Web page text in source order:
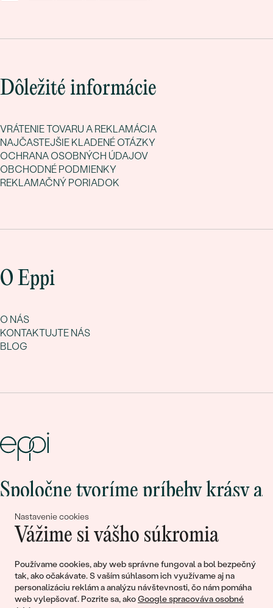
Nastavenie cookies
Vážime si vášho súkromia
Používame cookies, aby web správne fungoval a bol bezpečný
tak, ako očakávate. S vaším súhlasom ich využívame aj na
personalizáciu reklám a analýzu návštevnosti, čo nám pomáha
web vylepšovať. Pozrite sa, akoGoogle spracováva osobné
Dôležité informácie
VRÁTENIE TOVARU A REKLAMÁCIA
NAJČASTEJŠIE KLADENÉ OTÁZKY
OCHRANA OSOBNÝCH ÚDAJOV
OBCHODNÉ PODMIENKY
REKLAMAČNÝ PORIADOK
O Eppi
O NÁS
KONTAKTUJTE NÁS
BLOG
Spoločne tvoríme príbehy krásy a
lásky